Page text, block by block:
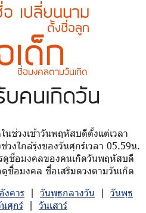
เปลี่ยนนาม
ตั้งชื่อลูก
ด็ก
ชื่อมงคลตามวันเกิด
บคนเกิดวัน
ช่วงเช้าวันพฤหัสบดีตั้งแต่เวลา
งใกล้รุ่งของวันศุกร์เวลา 05.59น.
ชื่อมงคลของคนเกิดวันพฤหัสบดี
ชื่อมงคล ชื่อเสริมดวงตามวันเกิด
งคาร | วันพุธกลางวัน | วันพุธ
ศุกร์ | วันเสาร์